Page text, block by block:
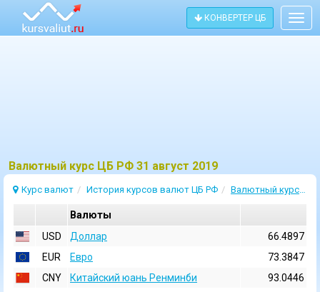
КОНВЕРТЕР ЦБ
Bалютный курс ЦБ РФ 31 август 2019
Курс валют История курсов валют ЦБ РФ Валютный курс 31 Август 2019
Валюты
USD
Доллар
66.4897
EUR
Евро
73.3847
CNY
Китайский юань Ренминби
93.0446